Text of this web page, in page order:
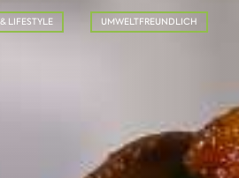
LIFESTYLE UMWELTFREUNDLICH